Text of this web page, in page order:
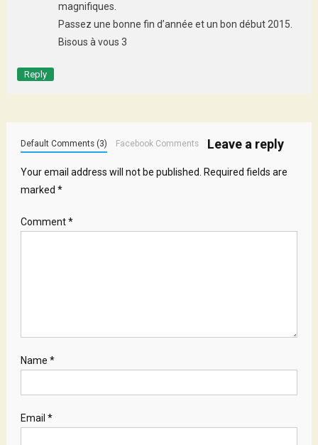
magnifiques.
Passez une bonne fin d’année et un bon début 2015.
Bisous à vous 3
Reply
Leave a reply
Default Comments (3) Facebook Comments
Your email address will not be published.
Required fields are
marked *
Comment*
Name *
Email *